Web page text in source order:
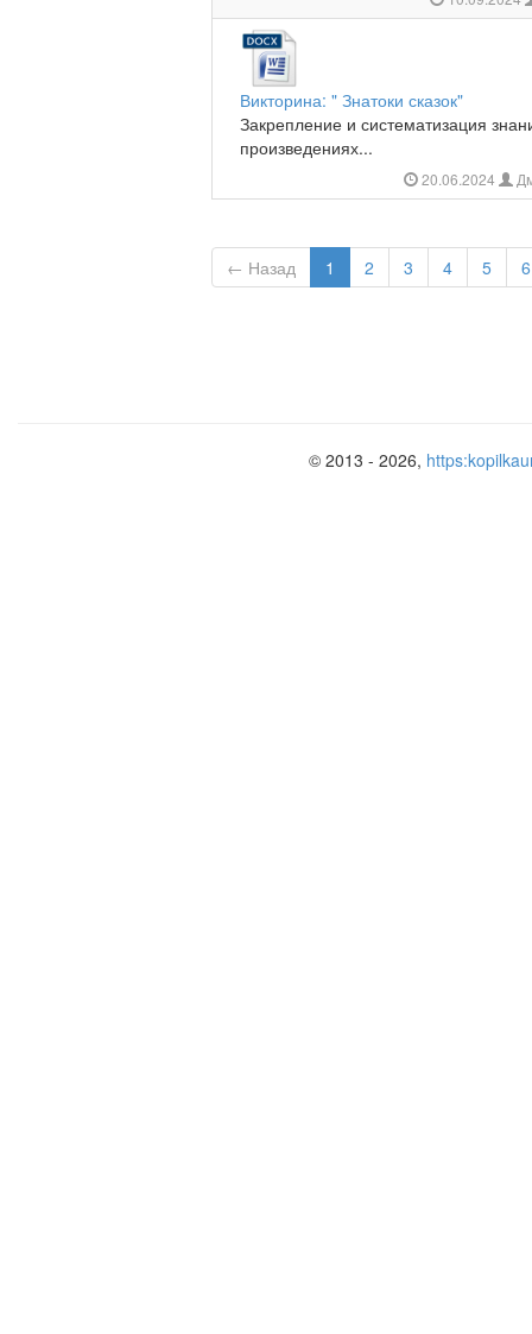
Викторина: " Знатоки сказок"
Закрепление и систематизация
произведениях...
20.06.2024
← Назад 1 2 3 4 5 6
© 2013 - 2026,